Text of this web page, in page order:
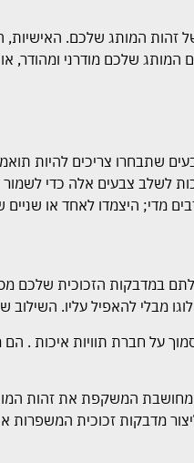
זהות המותג שלכם. האישיות,
שלכם מודרני ומהודר,
שתבחרו צריכים להיות
צבעים אלה כדי לשמור
מדי; היצמדו לאחד או
במדבקות הזכוכית שלכם
מבלי להאפיל עליו. השילוב
על חברת תוויות איכות .
מחושבת המשקפת את זהות
ליצור מדבקות זכוכית